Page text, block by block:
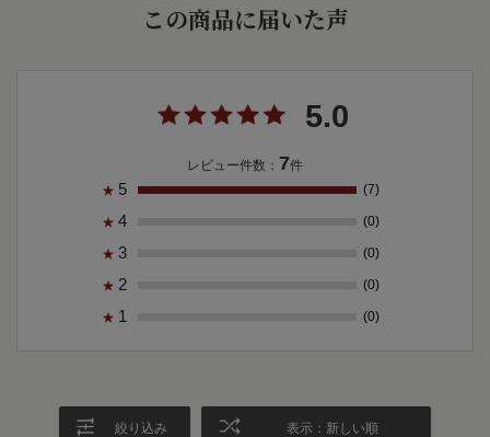
この商品に届いた声
5.0
レビュー件数： 7件
★ 5 (7)
★ 4 (0)
★ 3 (0)
★ 2 (0)
★ 1 (0)
絞り込み 表示：新しい順